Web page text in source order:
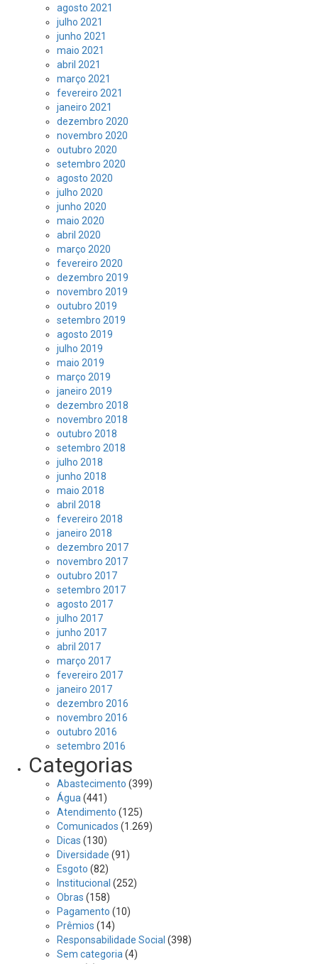
agosto 2021
julho 2021
junho 2021
maio 2021
abril 2021
março 2021
fevereiro 2021
janeiro 2021
dezembro 2020
novembro 2020
outubro 2020
setembro 2020
agosto 2020
julho 2020
junho 2020
maio 2020
abril 2020
março 2020
fevereiro 2020
dezembro 2019
novembro 2019
outubro 2019
setembro 2019
agosto 2019
julho 2019
maio 2019
março 2019
janeiro 2019
dezembro 2018
novembro 2018
outubro 2018
setembro 2018
julho 2018
junho 2018
maio 2018
abril 2018
fevereiro 2018
janeiro 2018
dezembro 2017
novembro 2017
outubro 2017
setembro 2017
agosto 2017
julho 2017
junho 2017
abril 2017
março 2017
fevereiro 2017
janeiro 2017
dezembro 2016
novembro 2016
outubro 2016
setembro 2016
Categorias
Abastecimento (399)
Água (441)
Atendimento (125)
Comunicados (1.269)
Dicas (130)
Diversidade (91)
Esgoto (82)
Institucional (252)
Obras (158)
Pagamento (10)
Prêmios (14)
Responsabilidade Social (398)
Sem categoria (4)